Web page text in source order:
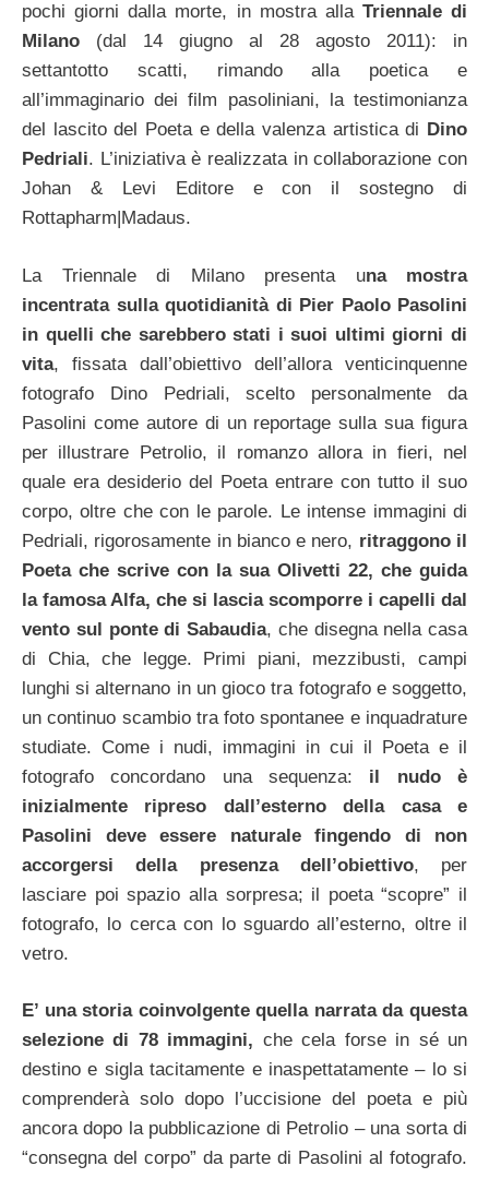
pochi giorni dalla morte, in mostra alla Triennale di
Milano (dal 14 giugno al 28 agosto 2011): in
settantotto scatti, rimando alla poetica e
all’immaginario dei film pasoliniani, la testimonianza
del lascito del Poeta e della valenza artistica di Dino
Pedriali. L’iniziativa è realizzata in collaborazione con
Johan & Levi Editore e con il sostegno di
Rottapharm|Madaus.
La Triennale di Milano presenta una mostra
incentrata sulla quotidianità di Pier Paolo Pasolini
in quelli che sarebbero stati i suoi ultimi giorni di
vita, fissata dall’obiettivo dell’allora venticinquenne
fotografo Dino Pedriali, scelto personalmente da
Pasolini come autore di un reportage sulla sua figura
per illustrare Petrolio, il romanzo allora in fieri, nel
quale era desiderio del Poeta entrare con tutto il suo
corpo, oltre che con le parole. Le intense immagini di
Pedriali, rigorosamente in bianco e nero, ritraggono il
Poeta che scrive con la sua Olivetti 22, che guida
la famosa Alfa, che si lascia scomporre i capelli dal
vento sul ponte di Sabaudia, che disegna nella casa
di Chia, che legge. Primi piani, mezzibusti, campi
lunghi si alternano in un gioco tra fotografo e soggetto,
un continuo scambio tra foto spontanee e inquadrature
studiate. Come i nudi, immagini in cui il Poeta e il
fotografo concordano una sequenza: il nudo è
inizialmente ripreso dall’esterno della casa e
Pasolini deve essere naturale fingendo di non
accorgersi della presenza dell’obiettivo, per
lasciare poi spazio alla sorpresa; il poeta “scopre” il
fotografo, lo cerca con lo sguardo all’esterno, oltre il
vetro.
E’ una storia coinvolgente quella narrata da questa
selezione di 78 immagini, che cela forse in sé un
destino e sigla tacitamente e inaspettatamente – lo si
comprenderà solo dopo l’uccisione del poeta e più
ancora dopo la pubblicazione di Petrolio – una sorta di
“consegna del corpo” da parte di Pasolini al fotografo.